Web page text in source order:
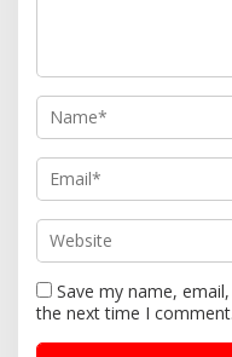
i
o
n
Save my name,
the next time I comment.